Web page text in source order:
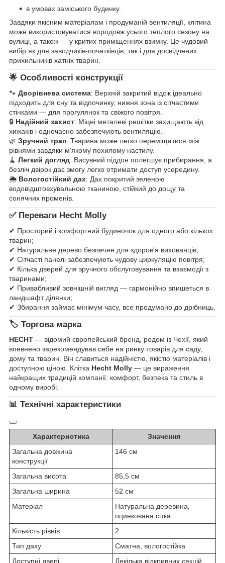
в умовах заміського будинку.
Завдяки якісним матеріалам і продуманій вентиляції, клітина
може використовуватися впродовж усього теплого сезону на
вулиці, а також — у критих приміщеннях взимку. Це чудовий
вибір як для заводчиків-початківців, так і для досвідчених
прихильників хатніх тварин.
🌟 Особливості конструкції
🐾 Дворівнева система: Верхній закритий відсік ідеально
підходить для сну та відпочинку, нижня зона із сітчастими
стінками — для прогулянок та свіжого повітря.
🔒 Надійний захист: Міцні металеві решітки захищають від
хижаків і одночасно забезпечують вентиляцію.
🌿 Зручний трап: Тварина може легко переміщатися між
рівнями завдяки м'якому похилому настилу.
🧹 Легкий догляд: Висувний піддон полегшує прибирання, а
безліч двірок дає змогу легко отримати доступ усередину.
🌦 Вологостійкий дах: Дах покритий зеленою
водовідштовхувальною тканиною, стійкий до дощу та
сонячних променів.
✅ Переваги Hecht Molly
✔ Просторий і комфортний будиночок для одного або кількох
тварин;
✔ Натуральне дерево безпечне для здоров'я вихованців;
✔ Сітчасті панелі забезпечують чудову циркуляцію повітря;
✔ Кілька дверей для зручного обслуговування та взаємодії з
тваринами;
✔ Привабливий зовнішній вигляд — гармонійно впишеться в
ландшафт ділянки;
✔ Збирання займає мінімум часу, все продумано до дрібниць.
🏷 Торгова марка
HECHT — відомий європейський бренд, родом із Чехії, який
впевнено зарекомендував себе на ринку товарів для саду,
дому та тварин. Він славиться надійністю, якістю матеріалів і
доступною ціною. Клітка Hecht Molly — це вираження
найкращих традицій компанії: комфорт, безпека та стиль в
одному виробі.
📊 Технічні характеристики
Характеристика
Значення
Загальна довжина
конструкції
146 см
Загальна висота
85,5 см
Загальна ширина
52 см
Матеріал
Натуральна деревина,
оцинкована сітка
Кількість рівнів
2
Тип даху
Сматна, вологостійка
Доступні двері
Декілька відкривних секцій